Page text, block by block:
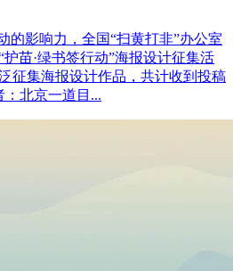
的影响力，全国“扫黄打非”办公室
苗·绿书签行动”海报设计征集活
征集海报设计作品，共计收到投稿
：北京一道目...